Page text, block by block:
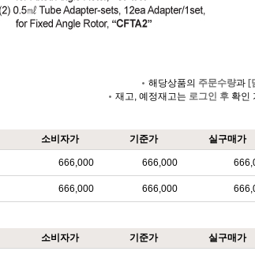
해당상품의 주문수량과 [
재고, 예정재고는 로그인 후 확인
소비자가 기준가 실구매가
666,000 666,000
666,000 666,000
소비자가 기준가 실구매가